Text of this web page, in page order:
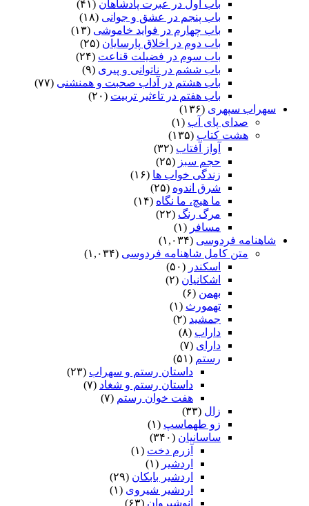
باب اول در عبرت پادشاهان (۴۱)
باب پنجم در عشق و جوانى (۱۸)
باب چهارم در فواید خاموشى (۱۳)
باب دوم در اخلاق پارسایان (۲۵)
باب سوم در فضیلت قناعت (۲۴)
باب ششم در ناتوانى و پیرى (۹)
باب هشتم در آداب صحبت و همنشنى (۷۷)
باب هفتم در تاءثیر تربیت (۲۰)
سهراب سپهری (۱۳۶)
صدای پای آب (۱)
هشت کتاب (۱۳۵)
آواز آفتاب (۳۲)
حجم سبز (۲۵)
زندگی خواب ها (۱۶)
شرق اندوه (۲۵)
ما هیچ، ما نگاه (۱۴)
مرگ رنگ (۲۲)
مسافر (۱)
شاهنامه فردوسی (۱,۰۳۴)
متن کامل شاهنامه فردوسی (۱,۰۳۴)
اسکندر (۵۰)
اشکانیان (۲)
بهمن (۶)
تهمورث (۱)
جمشید (۲)
داراب (۸)
دارای (۷)
رستم (۵۱)
داستان رستم و سهراب (۲۳)
داستان رستم و شغاد (۷)
هفت خوان رستم‏ (۷)
زال (۳۳)
زو طهماسپ‏ (۱)
ساسانیان (۳۴۰)
آزرم دخت (۱)
اردشیر (۱)
اردشیر بابکان (۲۹)
اردشیر شیروی (۱)
انوشیروان (۶۳)